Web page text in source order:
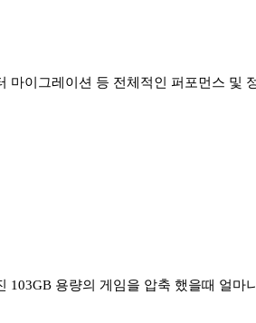
마이그레이션 등 전체적인 퍼포먼스 및
103GB 용량의 게임을 압축 했을때 얼